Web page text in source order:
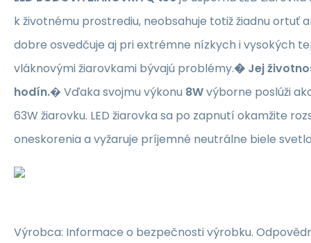
k životnému prostrediu, neobsahuje totiž žiadnu ortuť
dobre osvedčuje aj pri extrémne nízkych i vysokých
vláknovými žiarovkami bývajú problémy.� Jej
hodín.� Vďaka svojmu výkonu 8Wvýborne poslúži
63W žiarovku. LED žiarovka sa po zapnutí okamžite
oneskorenia a vyžaruje príjemné neutrálne biele
Výrobca: Informace o bezpečnosti výrobku.